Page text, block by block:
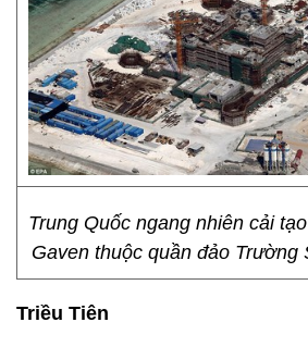
Trung Quốc ngang nhiên cải
Gaven thuộc quần đảo Trường
Triều Tiên